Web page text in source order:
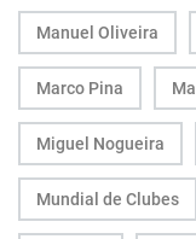
Manuel Oliveira
Marco Pina
Miguel Nogueira
Mundial de Clubes